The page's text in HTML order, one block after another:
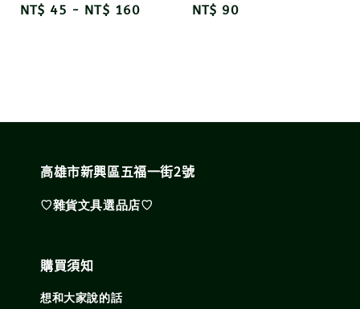
Regular
NT$ 45 - NT$ 160
Regular
NT$ 90
高雄市新興區五福一街2號
♡雜貨文具選品店♡
購買須知
想和大家說的話